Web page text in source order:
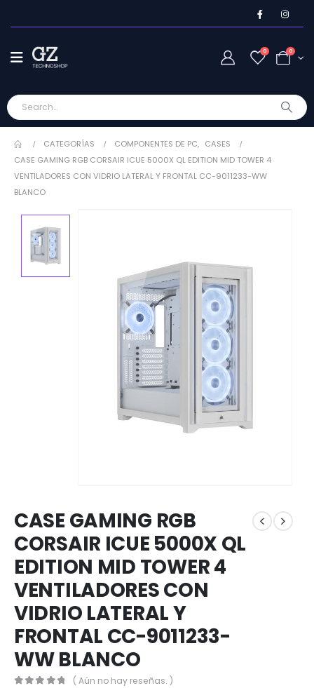
0 0
CATEGORÍAS COMPONENTES DE PC, CASES
CASE GAMING RGB CORSAIR ICUE 5000X QL EDITION MID TOWER 4
VENTILADORES CON VIDRIO LATERAL Y FRONTAL CC-9011233-WW
BLANCO
CASE GAMING RGB
CORSAIR ICUE 5000X QL
EDITION MID TOWER 4
VENTILADORES CON
VIDRIO LATERAL Y
FRONTAL CC-9011233-
WW BLANCO
( Aún no hay reseñas. )